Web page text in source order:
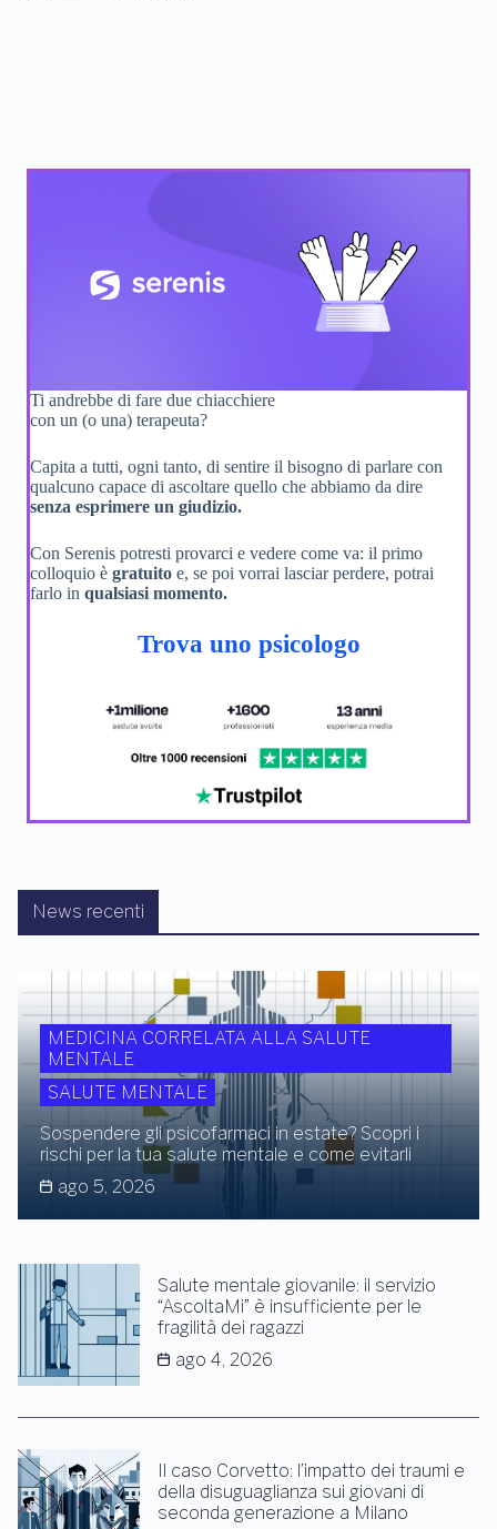
Ti andrebbe di fare due chiacchiere
con un (o una) terapeuta?
Capita a tutti, ogni tanto, di sentire il bisogno di parlare con
qualcuno capace di ascoltare quello che abbiamo da dire
senza esprimere un giudizio.
Con Serenis potresti provarci e vedere come va: il primo
colloquio è gratuito e, se poi vorrai lasciar perdere, potrai
farlo in qualsiasi momento.
Trova uno psicologo
News recenti
MEDICINA CORRELATA ALLA SALUTE
MENTALE
SALUTE MENTALE
Sospendere gli psicofarmaci in estate? Scopri i
rischi per la tua salute mentale e come evitarli
ago 5, 2026
Salute mentale giovanile: il servizio
“AscoltaMi” è insufficiente per le
fragilità dei ragazzi
ago 4, 2026
Il caso Corvetto: l’impatto dei traumi e
della disuguaglianza sui giovani di
seconda generazione a Milano